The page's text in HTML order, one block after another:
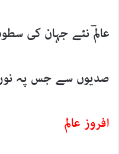
عالمؔ نئے جہان کی
صدیوں سے جس پہ نور
افروز عالم